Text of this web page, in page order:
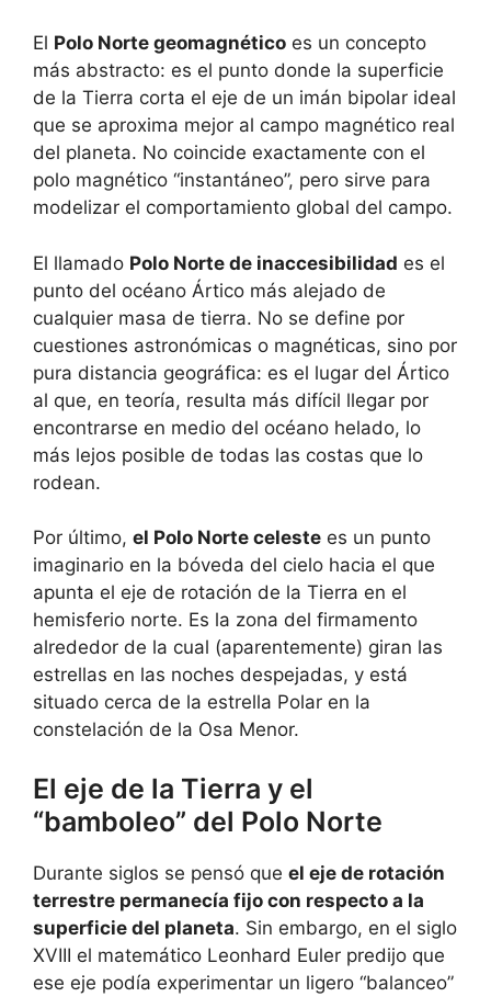
El Polo Norte geomagnético es un concepto
más abstracto: es el punto donde la superficie
de la Tierra corta el eje de un imán bipolar ideal
que se aproxima mejor al campo magnético real
del planeta. No coincide exactamente con el
polo magnético “instantáneo”, pero sirve para
modelizar el comportamiento global del campo.
El llamado Polo Norte de inaccesibilidad es el
punto del océano Ártico más alejado de
cualquier masa de tierra. No se define por
cuestiones astronómicas o magnéticas, sino por
pura distancia geográfica: es el lugar del Ártico
al que, en teoría, resulta más difícil llegar por
encontrarse en medio del océano helado, lo
más lejos posible de todas las costas que lo
rodean.
Por último, el Polo Norte celeste es un punto
imaginario en la bóveda del cielo hacia el que
apunta el eje de rotación de la Tierra en el
hemisferio norte. Es la zona del firmamento
alrededor de la cual (aparentemente) giran las
estrellas en las noches despejadas, y está
situado cerca de la estrella Polar en la
constelación de la Osa Menor.
El eje de la Tierra y el
“bamboleo” del Polo Norte
Durante siglos se pensó que el eje de rotación
terrestre permanecía fijo con respecto a la
superficie del planeta. Sin embargo, en el siglo
XVIII el matemático Leonhard Euler predijo que
ese eje podía experimentar un ligero “balanceo”